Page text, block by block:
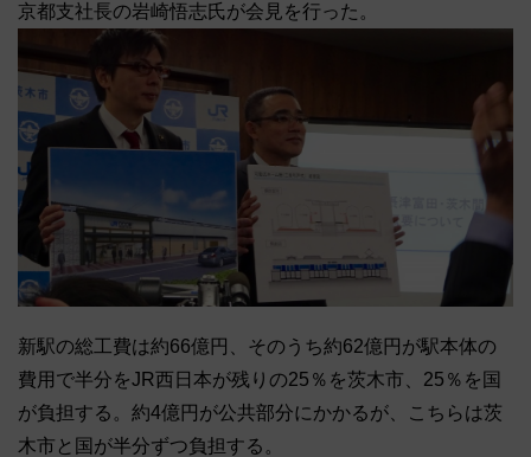
京都支社長の岩崎悟志氏が会見を行った。
新駅の総工費は約66億円、そのうち約62億円が駅本体の
費用で半分をJR西日本が残りの25％を茨木市、25％を国
が負担する。約4億円が公共部分にかかるが、こちらは茨
木市と国が半分ずつ負担する。